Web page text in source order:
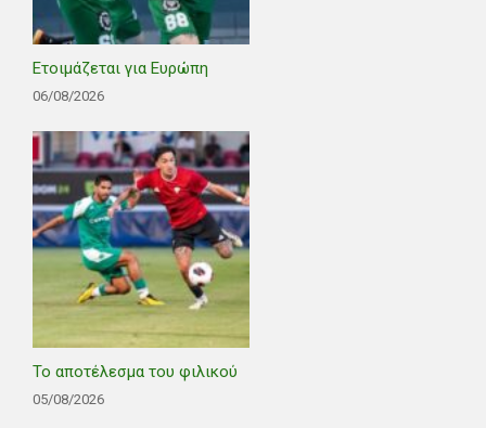
Ετοιμάζεται για Ευρώπη
06/08/2026
Το αποτέλεσμα του φιλικού
05/08/2026